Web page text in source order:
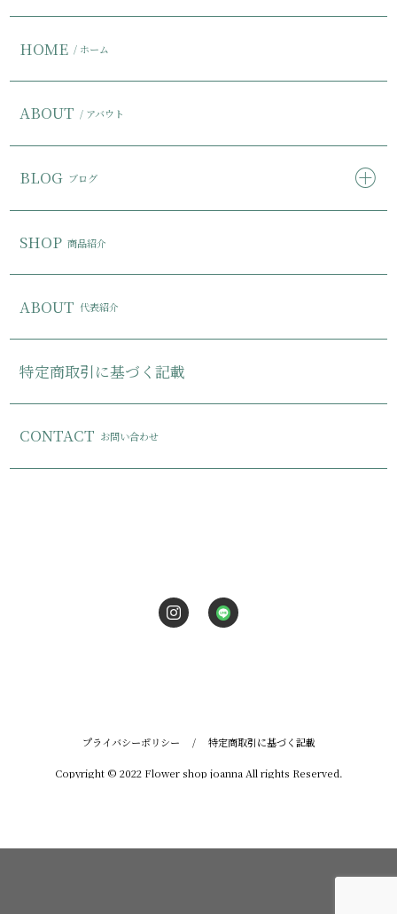
HOME / ホーム
ABOUT / アバウト
BLOG ブログ
SHOP 商品紹介
ABOUT 代表紹介
特定商取引に基づく記載
CONTACT お問い合わせ
プライバシーポリシー / 特定商取引に基づく記載
Copyright © 2022 Flower shop joanna All rights Reserved.